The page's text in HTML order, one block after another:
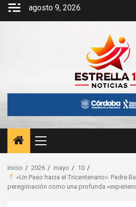
Saltar
agosto 9, 2026
Menú
principal
Inicio 2026 mayo
10
«Un Paso hacia el Tricentenario»: Padre
peregrinación como una profunda